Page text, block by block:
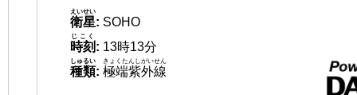
衛星
えいせい
: SOHO
時刻
じこく
: 13時13分
種類
しゅるい
: 極端紫外線
きょくたんしがいせん